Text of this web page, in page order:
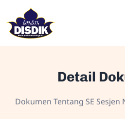
Detail
Dokumen Tentang SE Sesjen